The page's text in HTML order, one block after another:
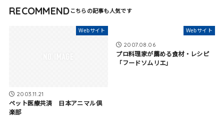
RECOMMEND
Webサイト
2003.11.21
ペット医療共済 日本アニマル倶
楽部
Webサイト
2007.08.06
プロ料理家が薦める食材・レシピ
「フードソムリエ」